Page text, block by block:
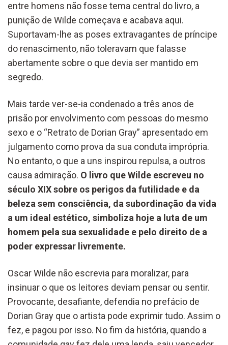
entre homens não fosse tema central do livro, a
punição de Wilde começava e acabava aqui.
Suportavam-lhe as poses extravagantes de príncipe
do renascimento, não toleravam que falasse
abertamente sobre o que devia ser mantido em
segredo.
Mais tarde ver-se-ia condenado a três anos de
prisão por envolvimento com pessoas do mesmo
sexo e o “Retrato de Dorian Gray” apresentado em
julgamento como prova da sua conduta imprópria.
No entanto, o que a uns inspirou repulsa, a outros
causa admiração. O livro que Wilde escreveu no
século XIX sobre os perigos da futilidade e da
beleza sem consciência, da subordinação da vida
a um ideal estético, simboliza hoje a luta de um
homem pela sua sexualidade e pelo direito de a
poder expressar livremente.
Oscar Wilde não escrevia para moralizar, para
insinuar o que os leitores deviam pensar ou sentir.
Provocante, desafiante, defendia no prefácio de
Dorian Gray que o artista pode exprimir tudo. Assim o
fez, e pagou por isso. No fim da história, quando a